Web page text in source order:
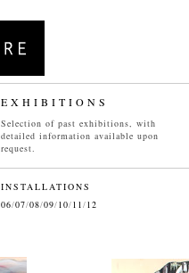
EXHIBITIONS
Selection of past exhibitions, with
detailed information available upon
request.
INSTALLATIONS
06/07/08/09/10/11/12